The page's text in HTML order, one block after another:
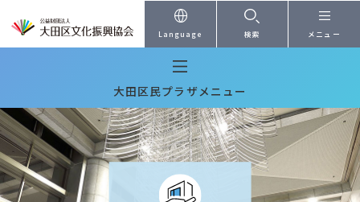
本文へ
Language 検索 メニュー
大田区民プラザメニュー